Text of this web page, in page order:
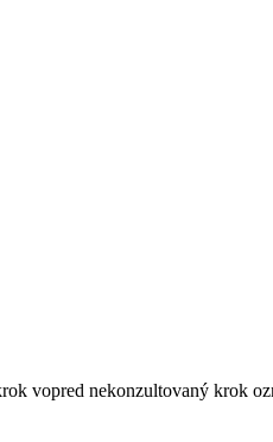
vopred nekonzultovaný krok